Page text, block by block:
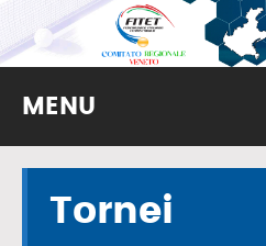
MENU
Tornei